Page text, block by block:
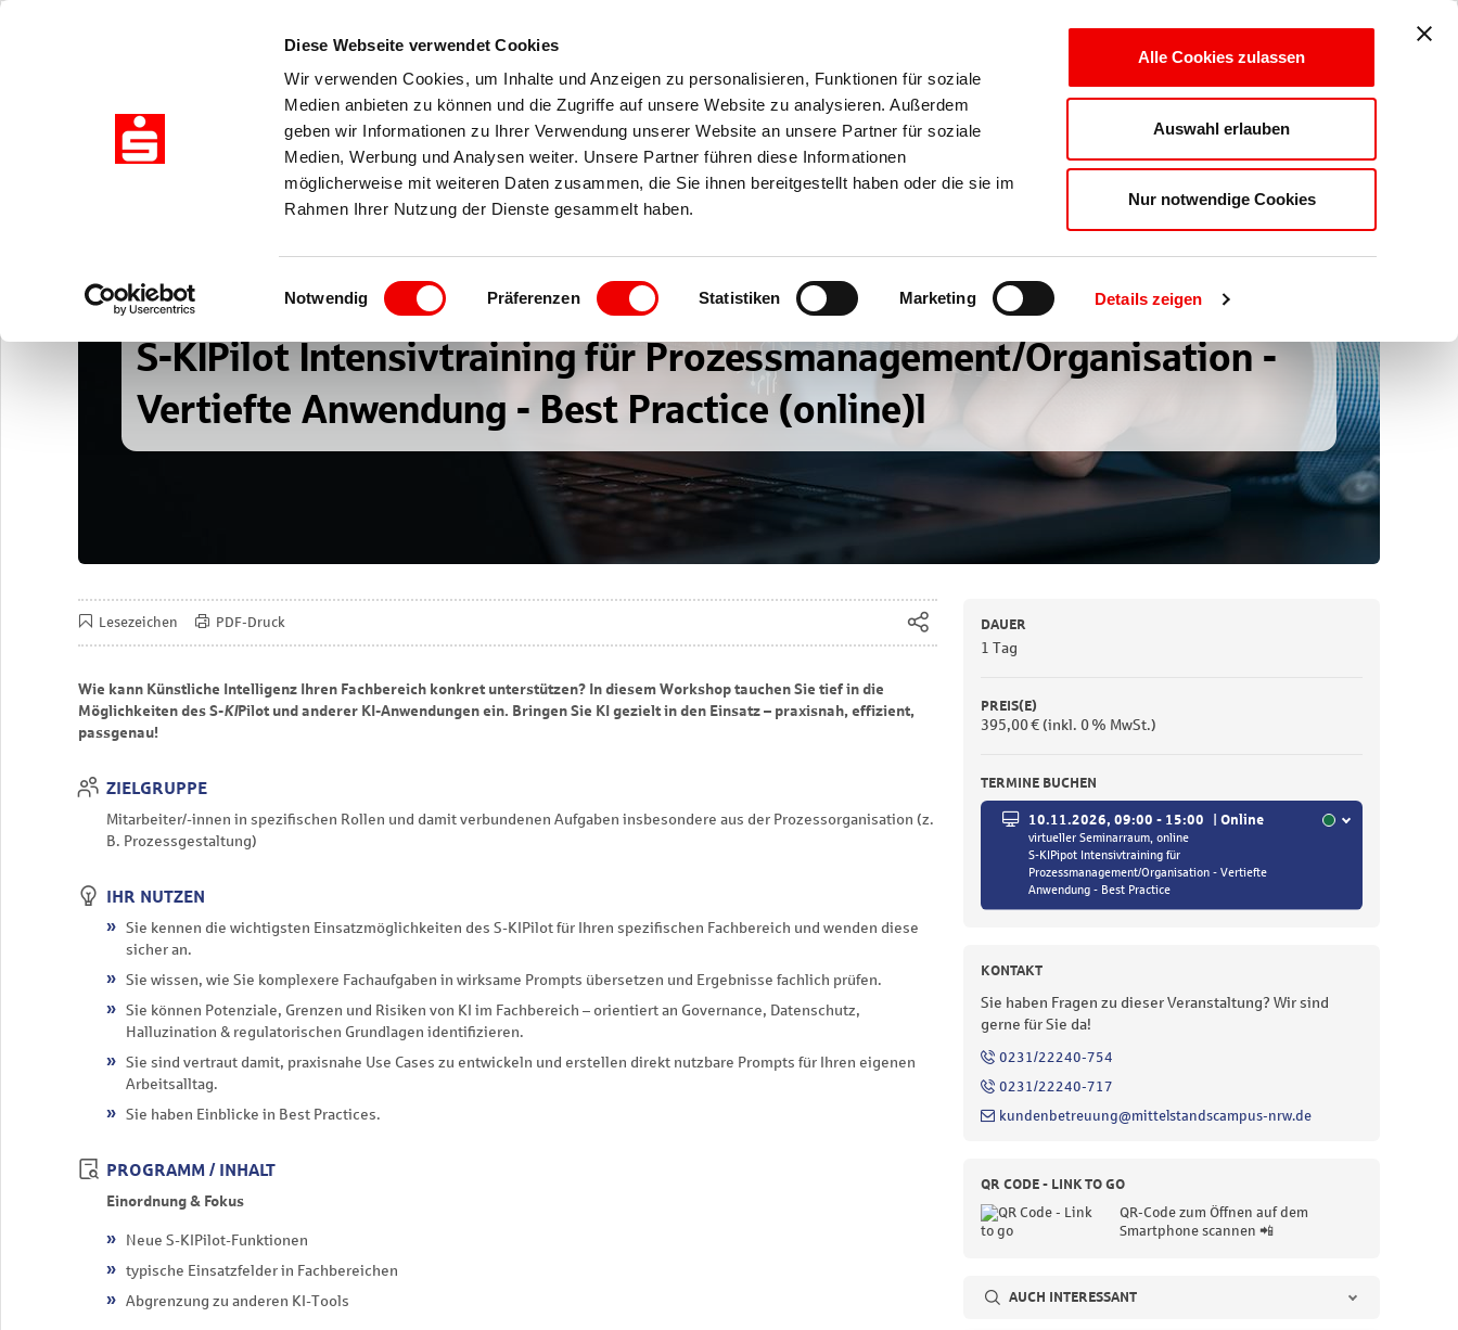
Diese Webseite verwendet Cookies
Wir verwenden Cookies, um Inhalte und Anzeigen zu personalisieren, Funktionen für soziale
Medien anbieten zu können und die Zugriffe auf unsere Website zu analysieren. Außerdem
geben wir Informationen zu Ihrer Verwendung unserer Website an unsere Partner für soziale
Medien, Werbung und Analysen weiter. Unsere Partner führen diese Informationen
möglicherweise mit weiteren Daten zusammen, die Sie ihnen bereitgestellt haben oder die sie im
Rahmen Ihrer Nutzung der Dienste gesammelt haben.
Einwilligungsauswahl
Notwendig Präferenzen Statistiken Marketing Details zeigen
Alle Cookies zulassen
Auswahl erlauben
Nur notwendige Cookies
LOGIN
S-KIPilot Intensivtraining für Prozessmanagement/Organisation -
Vertiefte Anwendung - Best Practice (online)l
Lesezeichen PDF-Druck
Wie kann Künstliche Intelligenz Ihren Fachbereich konkret unterstützen? In diesem Workshop tauchen Sie tief in die
Möglichkeiten des S-KIPilot und anderer KI-Anwendungen ein. Bringen Sie KI gezielt in den Einsatz – praxisnah, effizient,
passgenau!
ZIELGRUPPE
Mitarbeiter/-innen in spezifischen Rollen und damit verbundenen Aufgaben insbesondere aus der Prozessorganisation (z.
B. Prozessgestaltung)
IHR NUTZEN
Sie kennen die wichtigsten Einsatzmöglichkeiten des S-KIPilot für Ihren spezifischen Fachbereich und wenden diese
sicher an.
Sie wissen, wie Sie komplexere Fachaufgaben in wirksame Prompts übersetzen und Ergebnisse fachlich prüfen.
Sie können Potenziale, Grenzen und Risiken von KI im Fachbereich – orientiert an Governance, Datenschutz,
Halluzination & regulatorischen Grundlagen identifizieren.
Sie sind vertraut damit, praxisnahe Use Cases zu entwickeln und erstellen direkt nutzbare Prompts für Ihren eigenen
Arbeitsalltag.
Sie haben Einblicke in Best Practices.
PROGRAMM / INHALT
Einordnung & Fokus
Neue S-KIPilot-Funktionen
typische Einsatzfelder in Fachbereichen
Abgrenzung zu anderen KI-Tools
DAUER
1 Tag
PREIS(E)
395,00 € (inkl. 0 % MwSt.)
TERMINE BUCHEN
10.11.2026, 09:00 - 15:00 | Online
virtueller Seminarraum, online
S-KIPipot Intensivtraining für
Prozessmanagement/Organisation - Vertiefte
Anwendung - Best Practice
KONTAKT
Sie haben Fragen zu dieser Veranstaltung? Wir sind
gerne für Sie da!
0231/22240-754
0231/22240-717
kundenbetreuung@mittelstandscampus-nrw.de
QR CODE - LINK TO GO
QR-Code zum Öffnen auf dem
Smartphone scannen 📲
AUCH INTERESSANT